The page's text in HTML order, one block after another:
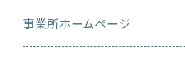
事業所ホームページ